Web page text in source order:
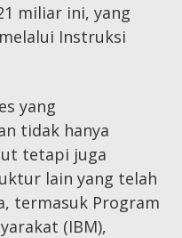
miliar ini, yang
Instruksi
yang
tidak hanya
tetapi juga
lain yang telah
termasuk Program
(IBM),